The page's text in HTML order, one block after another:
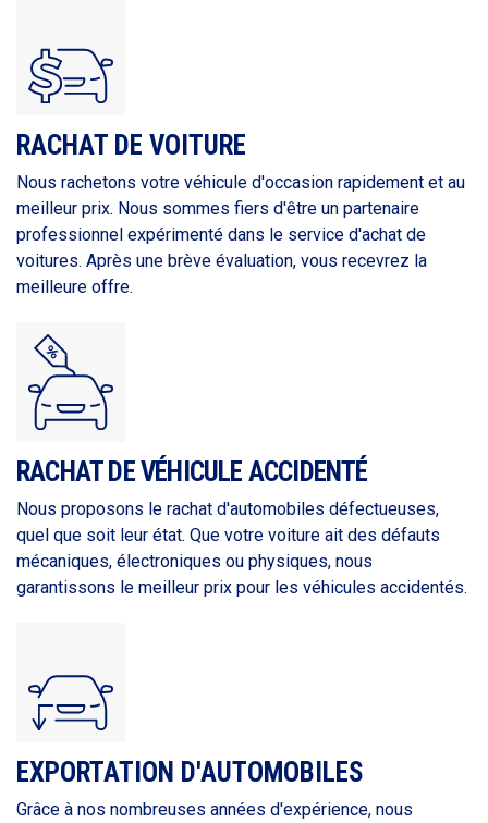
RACHAT DE VOITURE
Nous rachetons votre véhicule d'occasion rapidement et au
meilleur prix. Nous sommes fiers d'être un partenaire
professionnel expérimenté dans le service d'achat de
voitures. Après une brève évaluation, vous recevrez la
meilleure offre.
RACHAT DE VÉHICULE ACCIDENTÉ
Nous proposons le rachat d'automobiles défectueuses,
quel que soit leur état. Que votre voiture ait des défauts
mécaniques, électroniques ou physiques, nous
garantissons le meilleur prix pour les véhicules accidentés.
EXPORTATION D'AUTOMOBILES
Grâce à nos nombreuses années d'expérience, nous